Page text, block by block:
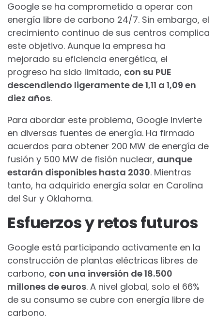
Google se ha comprometido a operar con
energía libre de carbono 24/7. Sin embargo, el
crecimiento continuo de sus centros complica
este objetivo. Aunque la empresa ha
mejorado su eficiencia energética, el
progreso ha sido limitado, con su PUE
descendiendo ligeramente de 1,11 a 1,09 en
diez años.
Para abordar este problema, Google invierte
en diversas fuentes de energía. Ha firmado
acuerdos para obtener 200 MW de energía de
fusión y 500 MW de fisión nuclear, aunque
estarán disponibles hasta 2030. Mientras
tanto, ha adquirido energía solar en Carolina
del Sur y Oklahoma.
Esfuerzos y retos futuros
Google está participando activamente en la
construcción de plantas eléctricas libres de
carbono, con una inversión de 18.500
millones de euros. A nivel global, solo el 66%
de su consumo se cubre con energía libre de
carbono.